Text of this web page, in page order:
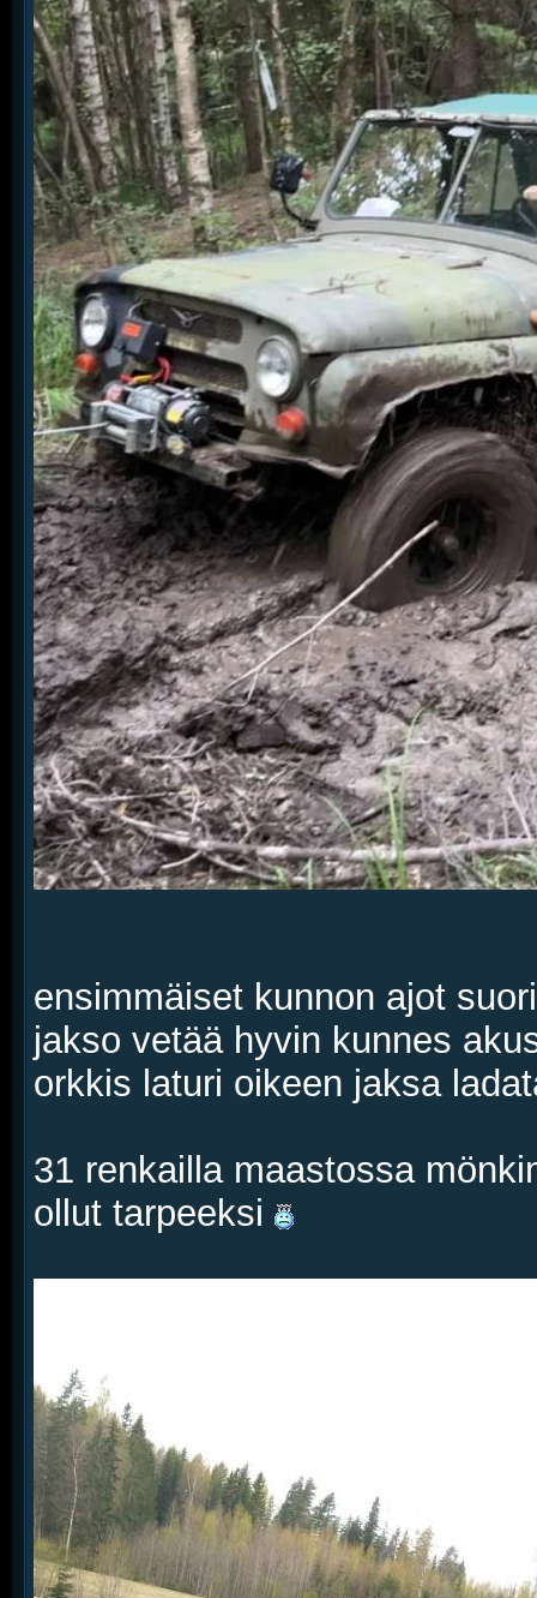
ensimmäiset kunnon ajot
jakso vetää hyvin kunnes
orkkis laturi oikeen jaksa
31 renkailla maastossa
ollut tarpeeksi